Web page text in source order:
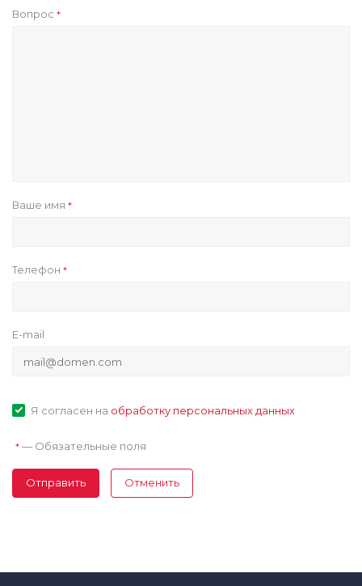
Вопрос *
Ваше имя *
Телефон *
E-mail
Я согласен на обработку персональных данных
* — Обязательные поля
Отправить Отменить